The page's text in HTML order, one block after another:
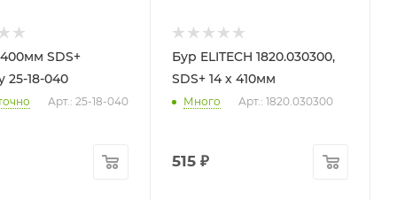
SDS+
25-18-040
Арт.: 25-18-040
Бур ELITECH 1820.030300,
SDS+ 14 х 410мм
Много Арт.: 1820.030300
515₽